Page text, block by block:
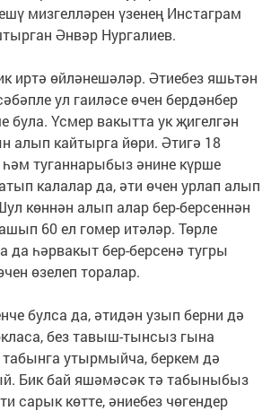
мизгелләрен үзенең Инстаграм
Әнвәр Нургалиев.
иртә өйләнешәләр. Әтиебез яшьтән
ул гаиләсе өчен бердәнбер
була. Үсмер вакытта ук җигелгән
алып кайтырга йөри. Әтигә 18
һәм туганнарыбыз әнине күрше
калалар да, әти өчен урлап алып
көннән алып алар бер-берсеннән
60 ел гомер итәләр. Төрле
да һәрвакыт бер-берсенә тугры
өзелеп торалар.
булса да, әтидән узып берни дә
без тавыш-тынсыз гына
табынга утырмыйча, беркем дә
Бик бай яшәмәсәк тә табыныбыз
сарык көтте, әниебез чөгендер